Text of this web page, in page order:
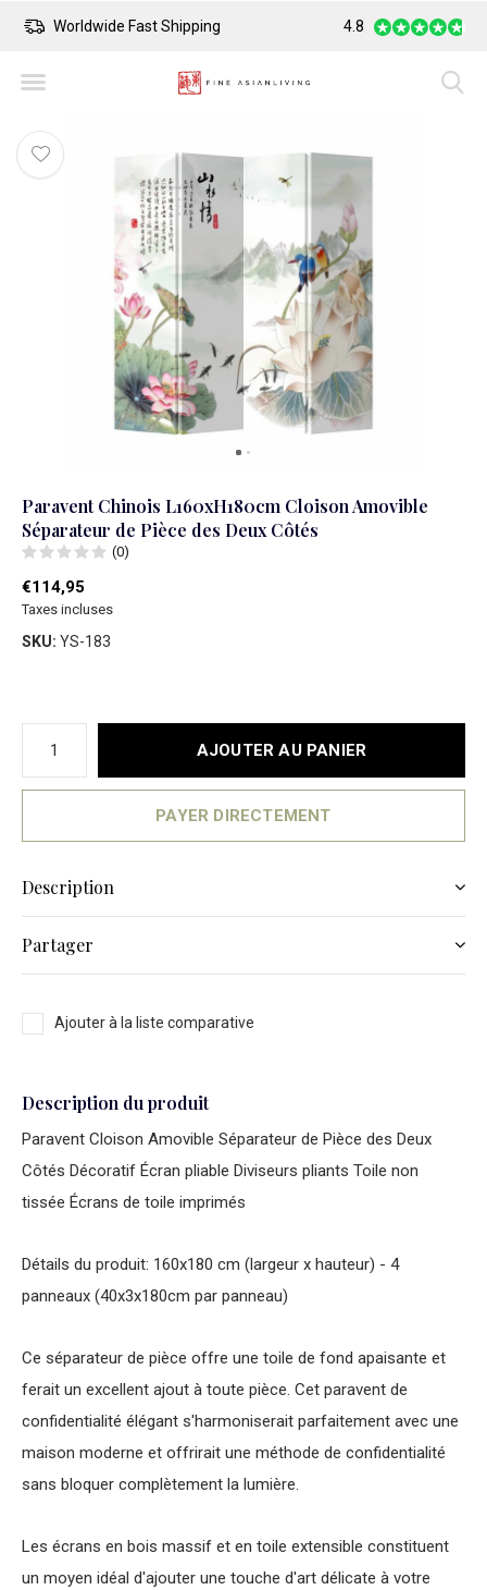
Worldwide Fast Shipping Safe Payment
4.8
Paravent Chinois L160xH180cm Cloison Amovible
Séparateur de Pièce des Deux Côtés
(0)
€114,95
Taxes incluses
SKU: YS-183
AJOUTER AU PANIER
PAYER DIRECTEMENT
Description
Partager
Ajouter à la liste comparative
Description du produit
Paravent Cloison Amovible Séparateur de Pièce des Deux
Côtés Décoratif Écran pliable Diviseurs pliants Toile non
tissée Écrans de toile imprimés
Détails du produit: 160x180 cm (largeur x hauteur) - 4
panneaux (40x3x180cm par panneau)
Ce séparateur de pièce offre une toile de fond apaisante et
ferait un excellent ajout à toute pièce. Cet paravent de
confidentialité élégant s'harmoniserait parfaitement avec une
maison moderne et offrirait une méthode de confidentialité
sans bloquer complètement la lumière.
Les écrans en bois massif et en toile extensible constituent
un moyen idéal d'ajouter une touche d'art délicate à votre